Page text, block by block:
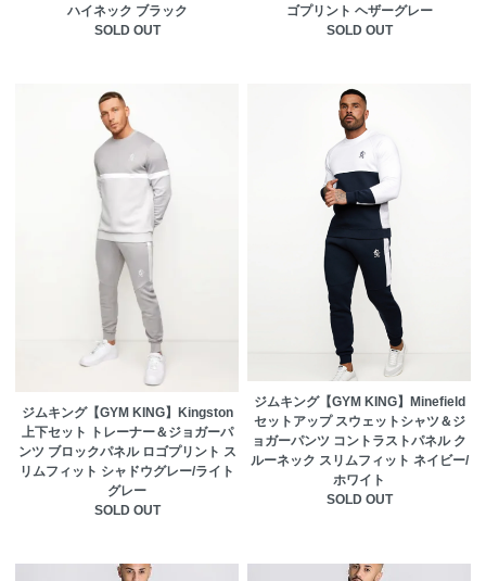
ハイネック ブラック
SOLD OUT
ゴプリント ヘザーグレー
SOLD OUT
ジムキング【GYM KING】Kingston
上下セット トレーナー＆ジョガーパ
ンツ ブロックパネル ロゴプリント ス
リムフィット シャドウグレー/ライト
グレー
SOLD OUT
ジムキング【GYM KING】Minefield
セットアップ スウェットシャツ＆ジ
ョガーパンツ コントラストパネル ク
ルーネック スリムフィット ネイビー/
ホワイト
SOLD OUT